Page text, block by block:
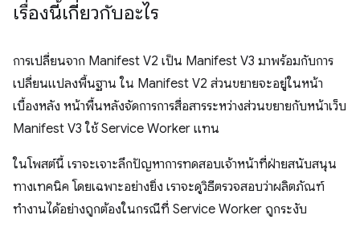
เรื่องนี้เกี่ยวกับอะไร
การเปลี่ยนจาก Manifest V2 เป็น Manifest V3 มาพร้อมกับการ
เปลี่ยนแปลงพื้นฐาน ใน Manifest V2 ส่วนขยายจะอยู่ในหน้า
เบื้องหลัง หน้าพื้นหลังจัดการการสื่อสารระหว่างส่วนขยายกับหน้าเว็บ
Manifest V3 ใช้ Service Worker แทน
ในโพสต์นี้ เราจะเจาะลึกปัญหาการทดสอบเจ้าหน้าที่ฝ่ายสนับสนุน
ทางเทคนิค โดยเฉพาะอย่างยิ่ง เราจะดูวิธีตรวจสอบว่าผลิตภัณฑ์
ทำงานได้อย่างถูกต้องในกรณีที่ Service Worker ถูกระงับ